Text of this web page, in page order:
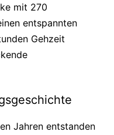
mit 270
entspannten
Gehzeit
Jahren entstanden